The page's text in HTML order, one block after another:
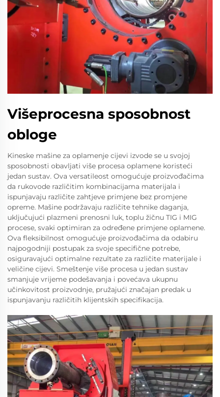
Višeprocesna sposobnost
obloge
Kineske mašine za oplamenje cijevi izvode se u svojoj
sposobnosti obavljati više procesa oplamene koristeći
jedan sustav. Ova versatileost omogućuje proizvođačima
da rukovode različitim kombinacijama materijala i
ispunjavaju različite zahtjeve primjene bez promjene
opreme. Mašine podržavaju različite tehnike daganja,
uključujući plazmeni prenosni luk, toplu žičnu TIG i MIG
procese, svaki optimiran za određene primjene oplamene.
Ova fleksibilnost omogućuje proizvođačima da odabiru
najpogodniji postupak za svoje specifične potrebe,
osiguravajući optimalne rezultate za različite materijale i
veličine cijevi. Smeštenje više procesa u jedan sustav
smanjuje vrijeme podešavanja i povećava ukupnu
učinkovitost proizvodnje, pružajući značajan predak u
ispunjavanju različitih klijentskih specifikacija.